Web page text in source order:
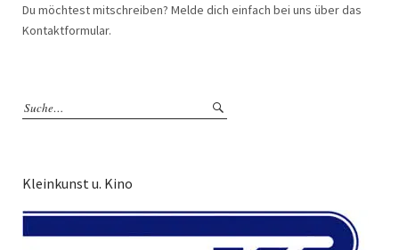
Du möchtest mitschreiben? Melde dich einfach bei uns über das
Kontaktformular.
Kleinkunst u. Kino